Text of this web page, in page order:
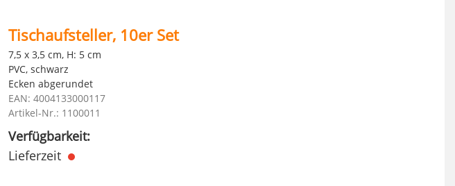
Tischaufsteller, 10er Set
7,5 x 3,5 cm, H: 5 cm
PVC, schwarz
Ecken abgerundet
EAN: 4004133000117
Artikel-Nr.: 1100011
Verfügbarkeit:
Lieferzeit